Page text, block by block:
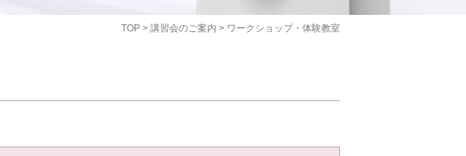
TOP > 講習会のご案内 > ワークショップ・体験教室